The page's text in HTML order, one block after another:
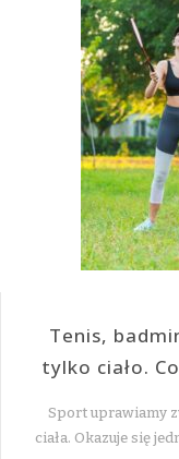
Tenis,
tylko ciało.
Sport uprawiamy
ciała. Okazuje się